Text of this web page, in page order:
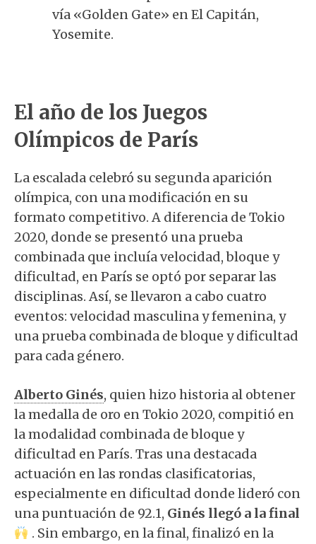
vía «Golden Gate» en El Capitán,
Yosemite.
El año de los Juegos
Olímpicos de París
La escalada celebró su segunda aparición
olímpica, con una modificación en su
formato competitivo. A diferencia de Tokio
2020, donde se presentó una prueba
combinada que incluía velocidad, bloque y
dificultad, en París se optó por separar las
disciplinas. Así, se llevaron a cabo cuatro
eventos: velocidad masculina y femenina, y
una prueba combinada de bloque y dificultad
para cada género.
Alberto Ginés, quien hizo historia al obtener
la medalla de oro en Tokio 2020, compitió en
la modalidad combinada de bloque y
dificultad en París. Tras una destacada
actuación en las rondas clasificatorias,
especialmente en dificultad donde lideró con
una puntuación de 92.1, Ginés llegó a la final
. Sin embargo, en la final, finalizó en la